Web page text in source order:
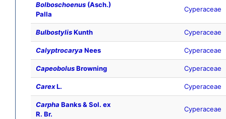
Bolboschoenus (Asch.)
Palla
Cyperaceae
BulbostylisKunth Cyperaceae
Calyptrocarya Nees Cyperaceae
CapeobolusBrowning Cyperaceae
CarexL. Cyperaceae
Carpha Banks & Sol. ex
R. Br.
Cyperaceae